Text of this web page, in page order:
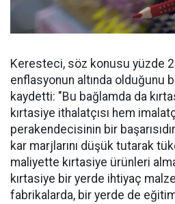
Keresteci, söz konusu yüzde
enflasyonun altında olduğunu
kaydetti: "Bu bağlamda da
kırtasiye ithalatçısı hem
perakendecisinin bir
kar marjlarını düşük tutarak
maliyette kırtasiye ürünleri
kırtasiye bir yerde ihtiyaç
fabrikalarda, bir yerde de